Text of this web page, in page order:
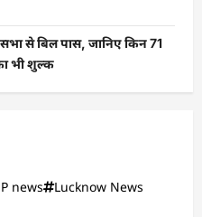
से बिल पास, जानिए किन 71
भी शुल्क
news
Lucknow News